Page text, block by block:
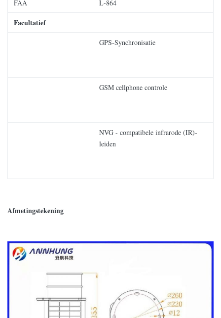
FAA L-864
Facultatief
GPS-Synchronisatie
GSM cellphone controle
NVG - compatibele infrarode (IR)-
leiden
Afmetingstekening